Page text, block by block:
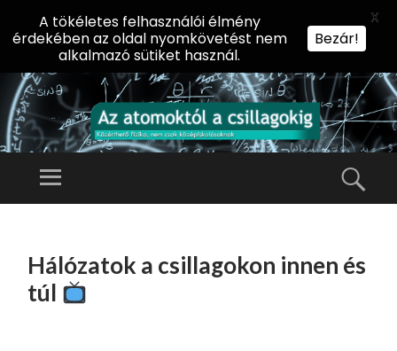
AZ
KT
Előadássorozat
Természettudományi
Menü
TARTALOMHOZ
Hálózatok a csillagokon innen és
túl
A tökéletes felhasználói élmény
érdekében az oldal nyomkövetést nem
alkalmazó sütiket használ.
Bezár!
X